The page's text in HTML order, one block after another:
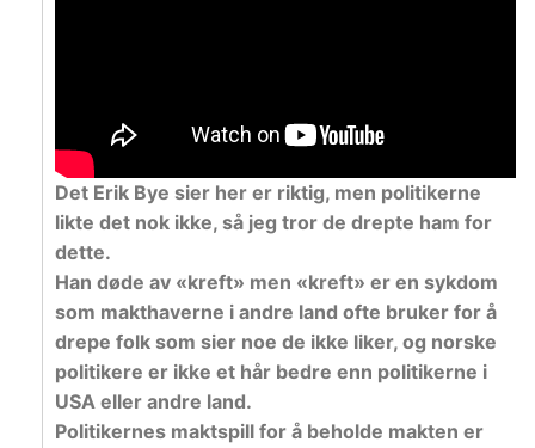
Det Erik Bye sier her er riktig, men politikerne
likte det nok ikke, så jeg tror de drepte ham for
dette.
Han døde av «kreft» men «kreft» er en sykdom
som makthaverne i andre land ofte bruker for å
drepe folk som sier noe de ikke liker, og norske
politikere er ikke et hår bedre enn politikerne i
USA eller andre land.
Politikernes maktspill for å beholde makten er